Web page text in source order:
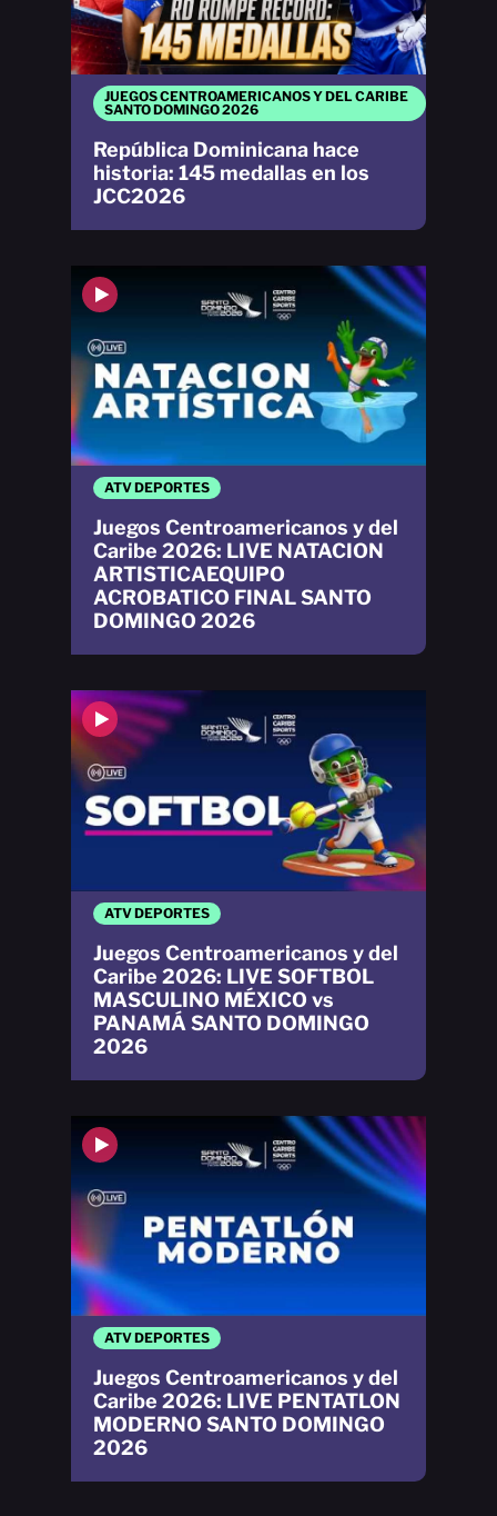
ATV DEPORTES
Juegos Centroamericanos y del
Caribe 2026: LIVE SOFTBOL
MASCULINO MÉXICO vs
PANAMÁ SANTO DOMINGO
2026
ATV DEPORTES
Juegos Centroamericanos y del
Caribe 2026: LIVE NATACION
ARTISTICAEQUIPO
ACROBATICO FINAL SANTO
DOMINGO 2026
JUEGOS CENTROAMERICANOS Y DEL CARIBE
SANTO DOMINGO 2026
República Dominicana hace
historia: 145 medallas en los
JCC2026
ATV DEPORTES
Juegos Centroamericanos y del
Caribe 2026: LIVE PENTATLON
MODERNO SANTO DOMINGO
2026